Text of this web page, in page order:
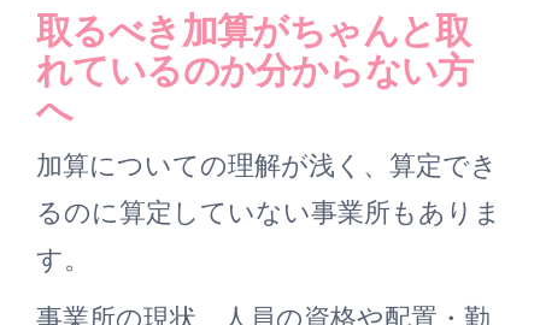
取るべき加算がちゃんと取
れているのか分からない方
へ
加算についての理解が浅く、算定でき
るのに算定していない事業所もありま
す。
事業所の現状、人員の資格や配置・勤